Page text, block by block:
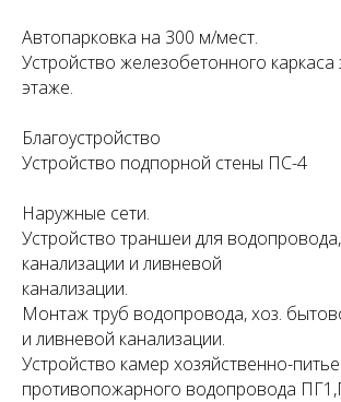
Автопарковка на 300 м/мест.
Устройство железобетонного каркаса
этаже.
Благоустройство
Устройство подпорной стены ПС-4
Наружные сети.
Устройство траншеи для
канализации и ливневой
канализации.
Монтаж труб водопровода, хоз.
и ливневой канализации.
Устройство камер хозяйственно-
противопожарного водопровода